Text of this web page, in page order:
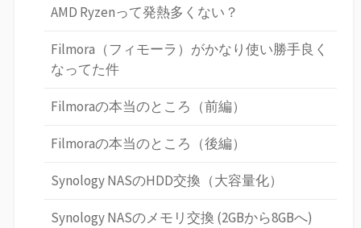
AMD Ryzenって発熱多くない？
Filmora（フィモーラ）がかなり使い勝手良く
なってた件
Filmoraの本当のところ（前編）
Filmoraの本当のところ（後編）
Synology NASのHDD交換（大容量化）
Synology NASのメモリ交換 (2GBから8GBへ)